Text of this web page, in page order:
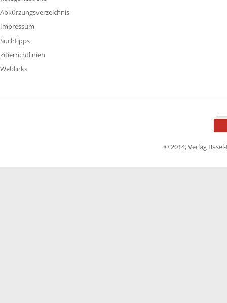
Abkürzungsverzeichnis
Impressum
Suchtipps
Zitierrichtlinien
Weblinks
© 2014, Verlag